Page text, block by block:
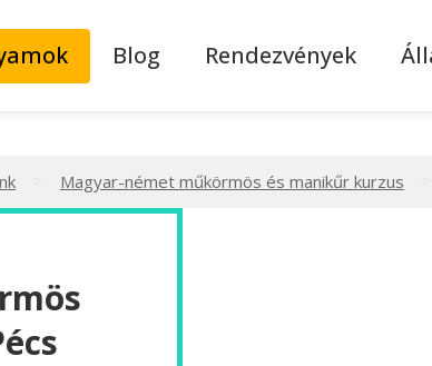
Blog Rendezvények
Magyar-német műkörmös és manikűr kurzus